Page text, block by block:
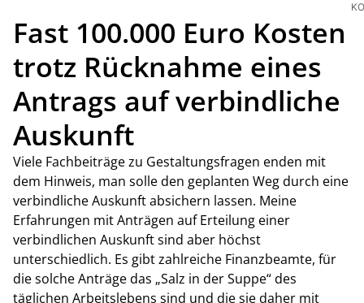
Fast 100.000 Euro Kosten
trotz Rücknahme eines
Antrags auf verbindliche
Auskunft
Viele Fachbeiträge zu Gestaltungsfragen enden mit
dem Hinweis, man solle den geplanten Weg durch eine
verbindliche Auskunft absichern lassen. Meine
Erfahrungen mit Anträgen auf Erteilung einer
verbindlichen Auskunft sind aber höchst
unterschiedlich. Es gibt zahlreiche Finanzbeamte, für
die solche Anträge das „Salz in der Suppe“ des
täglichen Arbeitslebens sind und die sie daher mit